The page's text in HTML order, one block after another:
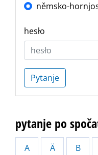
němsko-
hesło
Pytanje
pytanje po
A Ä B